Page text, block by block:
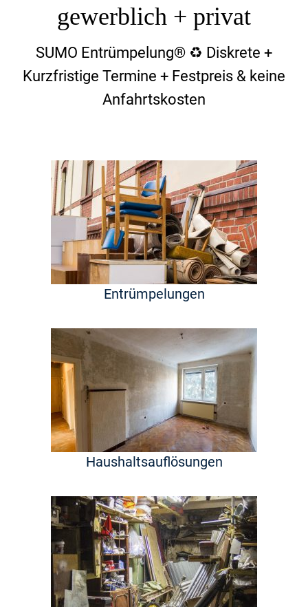
gewerblich + privat
SUMO Entrümpelung® ♻️ Diskrete +
Kurzfristige Termine + Festpreis & keine
Anfahrtskosten
Entrümpelungen
Haushaltsauflösungen